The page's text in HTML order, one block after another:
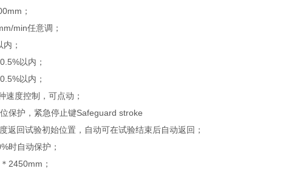
；
min任意调；
；
以内；
以内；
速度控制，可点动；
保护，紧急停止键Safeguard stroke
返回试验初始位置，自动可在试验结束后自动返回；
时自动保护；
2450mm；